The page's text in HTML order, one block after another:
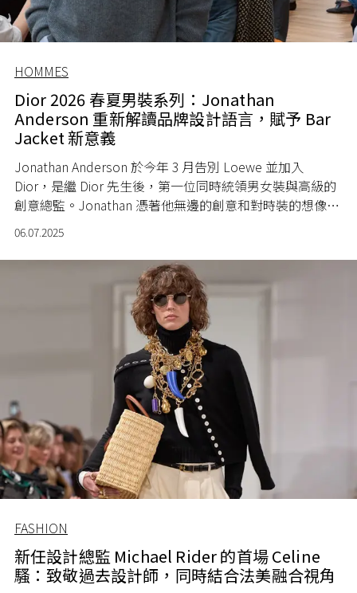
HOMMES
Dior 2026 春夏男裝系列：Jonathan
Anderson 重新解讀品牌設計語言，賦予 Bar
Jacket 新意義
Jonathan Anderson 於今年 3 月告別 Loewe 並加入
Dior，是繼 Dior 先生後，第一位同時統領男女裝與高級的
創意總監。Jonathan 憑著他無邊的創意和對時裝的想像，
會為 Dior 帶來什麼新氣象。
06.07.2025
FASHION
新任設計總監 Michael Rider 的首場 Celine
騷：致敬過去設計師，同時結合法美融合視角